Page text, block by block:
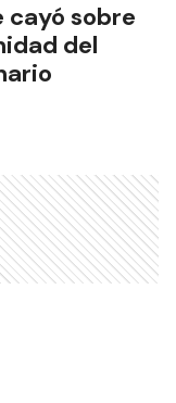
cayó sobre
del